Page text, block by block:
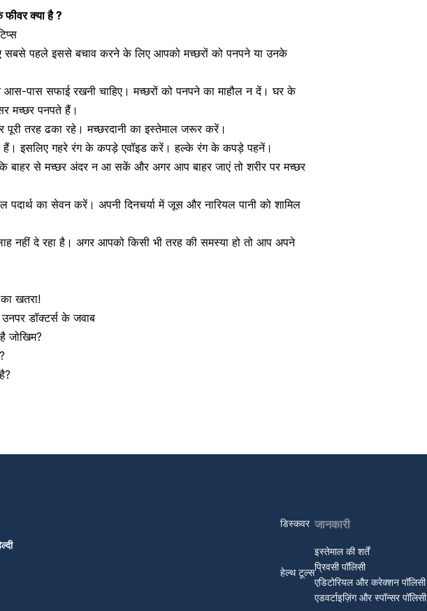
क्या है ?
सबसे पहले इससे बचाव करने के लिए आपको मच्छरों को पनपने या उनके
पास सफाई रखनी चाहिए। मच्छरों को पनपने का माहौल न दें। घर के
मच्छर पनपते हैं।
तरह ढका रहे। मच्छरदानी का इस्तेमाल जरूर करें।
हैं। इसलिए गहरे रंग के कपड़े एवॉइड करें। हल्के रंग के कपड़े पहनें।
बाहर से मच्छर अंदर न आ सकें और अगर आप बाहर जाएं तो शरीर पर मच्छर
पदार्थ का सेवन करें। अपनी दिनचर्या में जूस और नारियल पानी को शामिल
नहीं दे रहा है। अगर आपको किसी भी तरह की समस्या हो तो आप अपने
खतरा!
डॉक्टर्स के जवाब
जोखिम?
डिस्कवर
हेल्थ टूल्स
जानकारी
इस्तेमाल की शर्तें
प्रिवसी पॉलिसी
एडिटोरियल और करेक्शन पॉलिसी
एडवर्टाइज़िंग और स्पॉन्सर पॉलिसी